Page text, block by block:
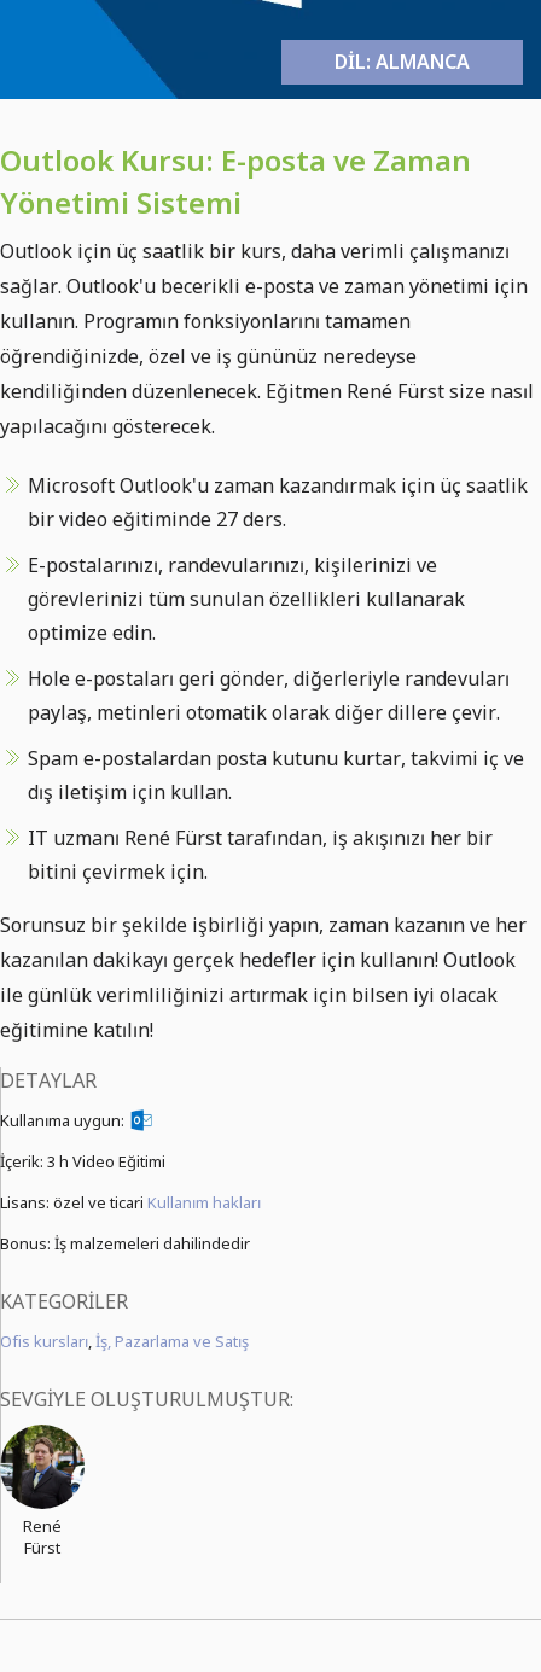
DIL: ALMANCA
Outlook Kursu: E-posta ve Zaman
Yönetimi Sistemi
Outlook için üç saatlik bir kurs, daha verimli çalışmanızı
sağlar. Outlook'u becerikli e-posta ve zaman yönetimi için
kullanın. Programın fonksiyonlarını tamamen
öğrendiğinizde, özel ve iş gününüz neredeyse
kendiliğinden düzenlenecek. Eğitmen René Fürst size nasıl
yapılacağını gösterecek.
Microsoft Outlook'u zaman kazandırmak için üç saatlik
bir video eğitiminde 27 ders.
E-postalarınızı, randevularınızı, kişilerinizi ve
görevlerinizi tüm sunulan özellikleri kullanarak
optimize edin.
Hole e-postaları geri gönder, diğerleriyle randevuları
paylaş, metinleri otomatik olarak diğer dillere çevir.
Spam e-postalardan posta kutunu kurtar, takvimi iç ve
dış iletişim için kullan.
IT uzmanı René Fürst tarafından, iş akışınızı her bir
bitini çevirmek için.
Sorunsuz bir şekilde işbirliği yapın, zaman kazanın ve her
kazanılan dakikayı gerçek hedefler için kullanın! Outlook
ile günlük verimliliğinizi artırmak için bilsen iyi olacak
eğitimine katılın!
DETAYLAR
Kullanıma uygun:
İçerik: 3 h Video Eğitimi
Lisans: özel ve ticari Kullanım hakları
Bonus: İş malzemeleri dahilindedir
KATEGORILER
Ofis kursları,İş, Pazarlama ve Satış
SEVGIYLE OLUŞTURULMUŞTUR:
René
Fürst